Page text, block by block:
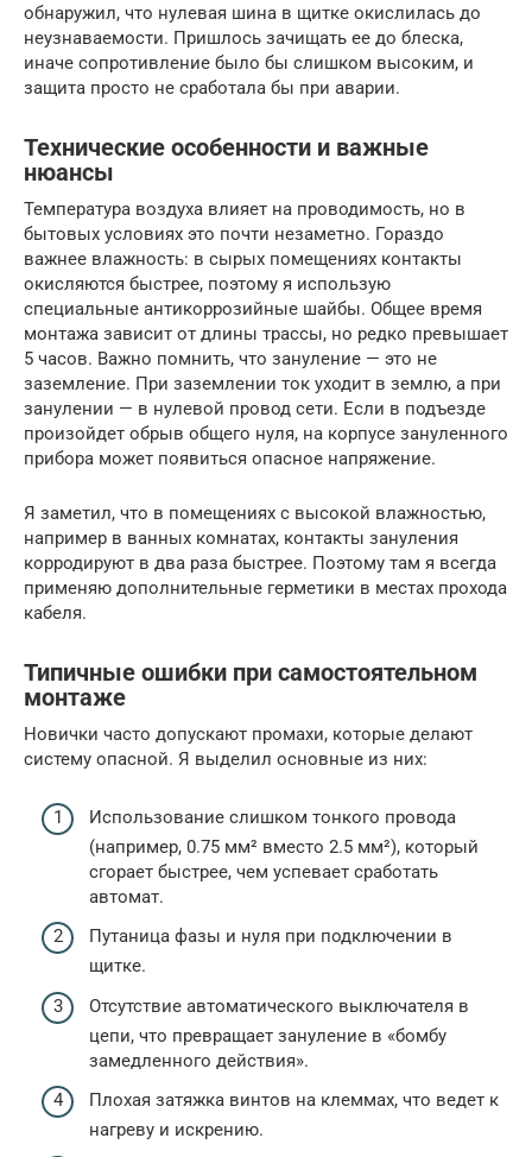
обнаружил, что нулевая шина в щитке окислилась до
неузнаваемости. Пришлось зачищать ее до блеска,
иначе сопротивление было бы слишком высоким, и
защита просто не сработала бы при аварии.
Технические особенности и важные
нюансы
Температура воздуха влияет на проводимость, но в
бытовых условиях это почти незаметно. Гораздо
важнее влажность: в сырых помещениях контакты
окисляются быстрее, поэтому я использую
специальные антикоррозийные шайбы. Общее время
монтажа зависит от длины трассы, но редко превышает
5 часов. Важно помнить, что зануление — это не
заземление. При заземлении ток уходит в землю, а при
занулении — в нулевой провод сети. Если в подъезде
произойдет обрыв общего нуля, на корпусе зануленного
прибора может появиться опасное напряжение.
Я заметил, что в помещениях с высокой влажностью,
например в ванных комнатах, контакты зануления
корродируют в два раза быстрее. Поэтому там я всегда
применяю дополнительные герметики в местах прохода
кабеля.
Типичные ошибки при самостоятельном
монтаже
Новички часто допускают промахи, которые делают
систему опасной. Я выделил основные из них:
Использование слишком тонкого провода
(например, 0.75 мм² вместо 2.5 мм²), который
сгорает быстрее, чем успевает сработать
автомат.
Путаница фазы и нуля при подключении в
щитке.
Отсутствие автоматического выключателя в
цепи, что превращает зануление в «бомбу
замедленного действия».
Плохая затяжка винтов на клеммах, что ведет к
нагреву и искрению.